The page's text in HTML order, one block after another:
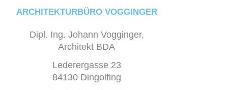
ARCHITEKTURBÜRO VOGGINGER
Dipl. Ing. Johann Vogginger,
Architekt BDA
Lederergasse 23
84130 Dingolfing